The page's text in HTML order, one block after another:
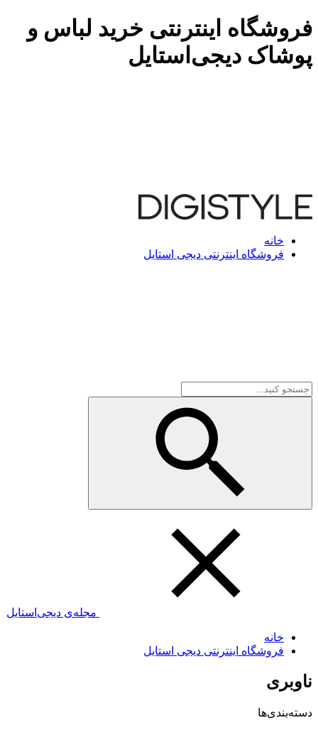
فروشگاه اینترنتی خرید لباس و
پوشاک دیجی‌استایل
خانه
فروشگاه اینترنتی دیجی استایل
مجله‌ی دیجی‌استایل
خانه
فروشگاه اینترنتی دیجی استایل
ناوبری
دسته‌بندی‌ها